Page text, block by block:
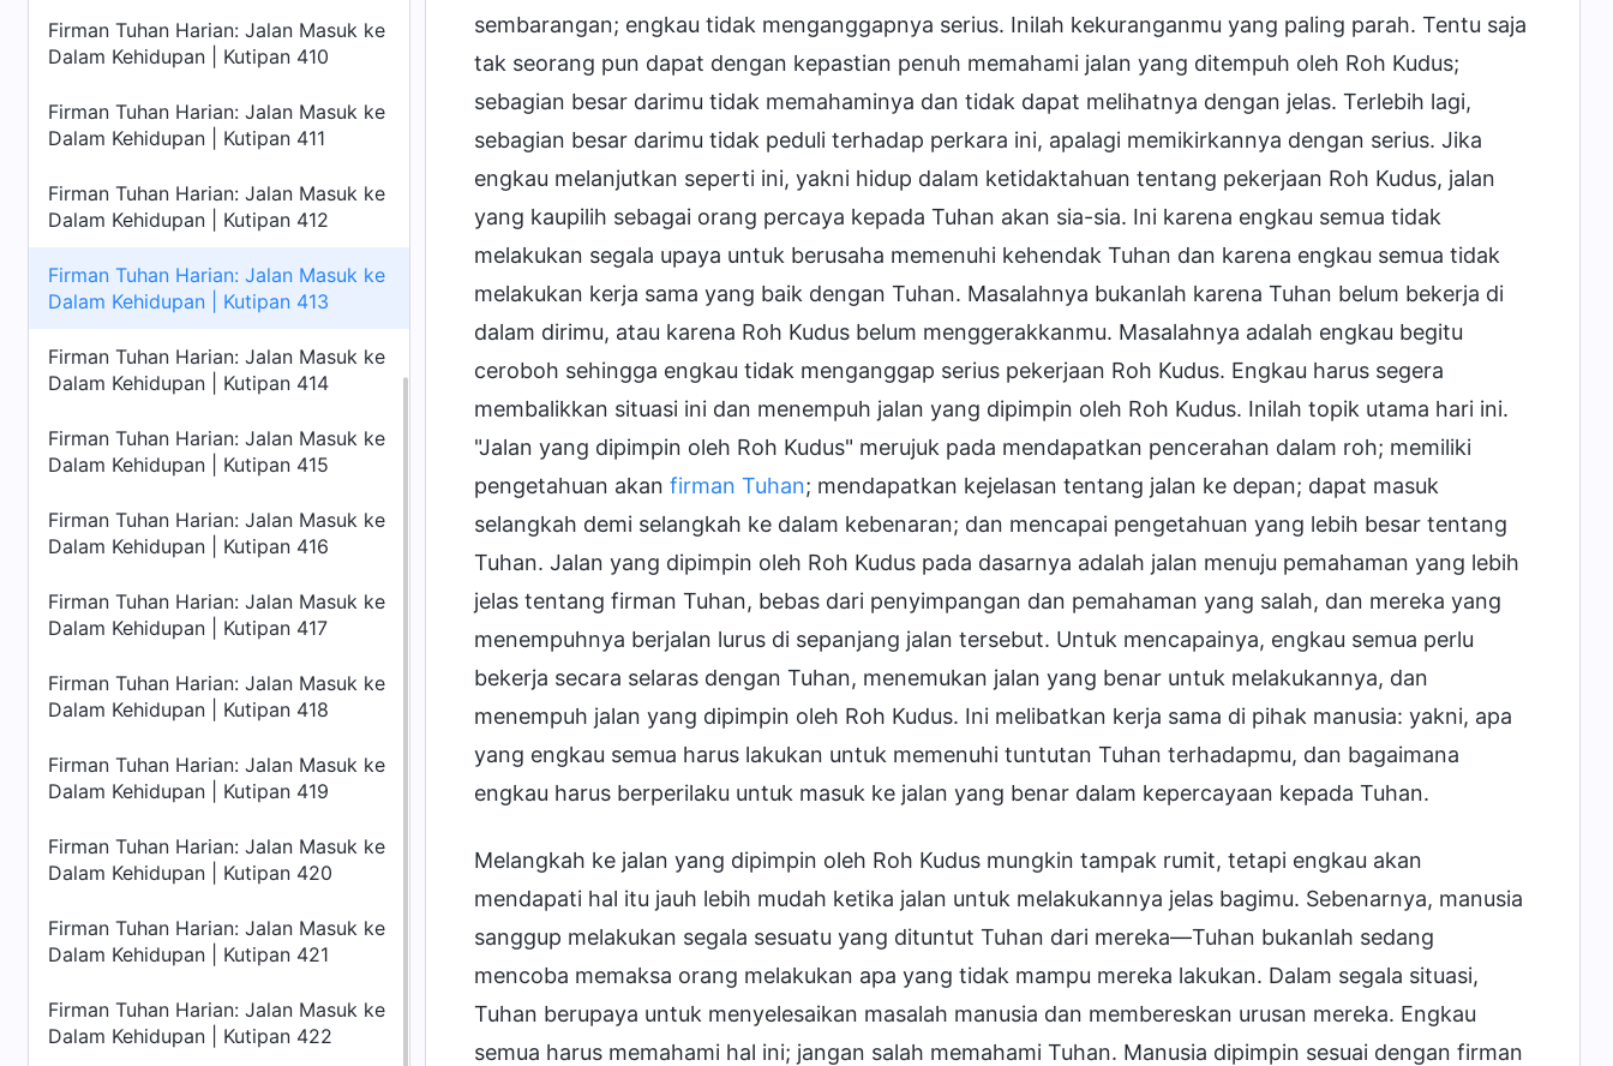
Firman Tuhan Harian: Jalan Masuk ke
Dalam Kehidupan | Kutipan 410
Firman Tuhan Harian: Jalan Masuk ke
Dalam Kehidupan | Kutipan 411
Firman Tuhan Harian: Jalan Masuk ke
Dalam Kehidupan | Kutipan 412
Firman Tuhan Harian: Jalan Masuk ke
Dalam Kehidupan | Kutipan 413
Firman Tuhan Harian: Jalan Masuk ke
Dalam Kehidupan | Kutipan 414
Firman Tuhan Harian: Jalan Masuk ke
Dalam Kehidupan | Kutipan 415
Firman Tuhan Harian: Jalan Masuk ke
Dalam Kehidupan | Kutipan 416
Firman Tuhan Harian: Jalan Masuk ke
Dalam Kehidupan | Kutipan 417
Firman Tuhan Harian: Jalan Masuk ke
Dalam Kehidupan | Kutipan 418
Firman Tuhan Harian: Jalan Masuk ke
Dalam Kehidupan | Kutipan 419
Firman Tuhan Harian: Jalan Masuk ke
Dalam Kehidupan | Kutipan 420
Firman Tuhan Harian: Jalan Masuk ke
Dalam Kehidupan | Kutipan 421
Firman Tuhan Harian: Jalan Masuk ke
Dalam Kehidupan | Kutipan 422
sembarangan; engkau tidak menganggapnya serius. Inilah kekuranganmu yang paling parah. Tentu saja
tak seorang pun dapat dengan kepastian penuh memahami jalan yang ditempuh oleh Roh Kudus;
sebagian besar darimu tidak memahaminya dan tidak dapat melihatnya dengan jelas. Terlebih lagi,
sebagian besar darimu tidak peduli terhadap perkara ini, apalagi memikirkannya dengan serius. Jika
engkau melanjutkan seperti ini, yakni hidup dalam ketidaktahuan tentang pekerjaan Roh Kudus, jalan
yang kaupilih sebagai orang percaya kepada Tuhan akan sia-sia. Ini karena engkau semua tidak
melakukan segala upaya untuk berusaha memenuhi kehendak Tuhan dan karena engkau semua tidak
melakukan kerja sama yang baik dengan Tuhan. Masalahnya bukanlah karena Tuhan belum bekerja di
dalam dirimu, atau karena Roh Kudus belum menggerakkanmu. Masalahnya adalah engkau begitu
ceroboh sehingga engkau tidak menganggap serius pekerjaan Roh Kudus. Engkau harus segera
membalikkan situasi ini dan menempuh jalan yang dipimpin oleh Roh Kudus. Inilah topik utama hari ini.
"Jalan yang dipimpin oleh Roh Kudus" merujuk pada mendapatkan pencerahan dalam roh; memiliki
pengetahuan akan firman Tuhan; mendapatkan kejelasan tentang jalan ke depan; dapat masuk
selangkah demi selangkah ke dalam kebenaran; dan mencapai pengetahuan yang lebih besar tentang
Tuhan. Jalan yang dipimpin oleh Roh Kudus pada dasarnya adalah jalan menuju pemahaman yang lebih
jelas tentang firman Tuhan, bebas dari penyimpangan dan pemahaman yang salah, dan mereka yang
menempuhnya berjalan lurus di sepanjang jalan tersebut. Untuk mencapainya, engkau semua perlu
bekerja secara selaras dengan Tuhan, menemukan jalan yang benar untuk melakukannya, dan
menempuh jalan yang dipimpin oleh Roh Kudus. Ini melibatkan kerja sama di pihak manusia: yakni, apa
yang engkau semua harus lakukan untuk memenuhi tuntutan Tuhan terhadapmu, dan bagaimana
engkau harus berperilaku untuk masuk ke jalan yang benar dalam kepercayaan kepada Tuhan.
Melangkah ke jalan yang dipimpin oleh Roh Kudus mungkin tampak rumit, tetapi engkau akan
mendapati hal itu jauh lebih mudah ketika jalan untuk melakukannya jelas bagimu. Sebenarnya, manusia
sanggup melakukan segala sesuatu yang dituntut Tuhan dari mereka—Tuhan bukanlah sedang
mencoba memaksa orang melakukan apa yang tidak mampu mereka lakukan. Dalam segala situasi,
Tuhan berupaya untuk menyelesaikan masalah manusia dan membereskan urusan mereka. Engkau
semua harus memahami hal ini; jangan salah memahami Tuhan. Manusia dipimpin sesuai dengan firman